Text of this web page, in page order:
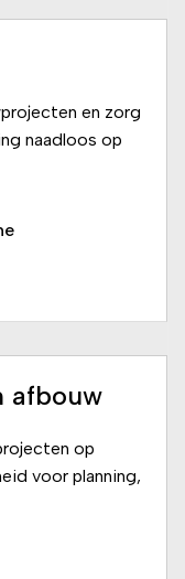
en zorg
naadloos op
afbouw
op
voor planning,